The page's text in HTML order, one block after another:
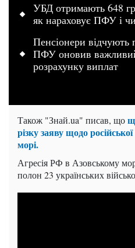
УБД отримають 648
як нараховує ПФУ і
Пенсіонери відчують
ПФУ оновив
розрахунку виплат
Також "Знай.ua" писав, що
різку заяву щодо
морі.
Агресія РФ в Азовському
полон 23 українських